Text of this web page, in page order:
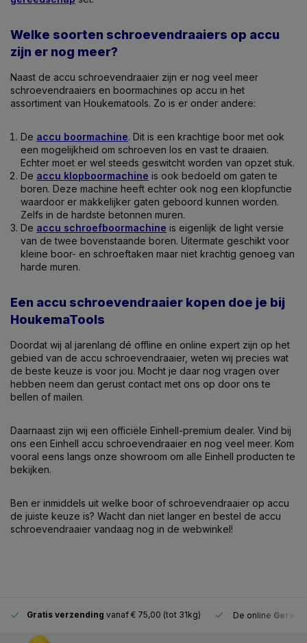
Welke soorten schroevendraaiers op accu
zijn er nog meer?
Naast de accu schroevendraaier zijn er nog veel meer
schroevendraaiers en boormachines op accu in het
assortiment van Houkematools. Zo is er onder andere:
De accu boormachine. Dit is een krachtige boor met ook
een mogelijkheid om schroeven los en vast te draaien.
Echter moet er wel steeds geswitcht worden van opzet stuk.
De accu klopboormachine is ook bedoeld om gaten te
boren. Deze machine heeft echter ook nog een klopfunctie
waardoor er makkelijker gaten geboord kunnen worden.
Zelfs in de hardste betonnen muren.
De accu schroefboormachine is eigenlijk de light versie
van de twee bovenstaande boren. Uitermate geschikt voor
kleine boor- en schroeftaken maar niet krachtig genoeg van
harde muren.
Een accu schroevendraaier kopen doe je bij
HoukemaTools
Doordat wij al jarenlang dé offline en online expert zijn op het
gebied van de accu schroevendraaier, weten wij precies wat
de beste keuze is voor jou. Mocht je daar nog vragen over
hebben neem dan gerust contact met ons op door ons te
bellen of mailen.
Daarnaast zijn wij een officiële Einhell-premium dealer. Vind bij
ons een Einhell accu schroevendraaier en nog veel meer. Kom
vooral eens langs onze showroom om alle Einhell producten te
bekijken.
Ben er inmiddels uit welke boor of schroevendraaier op accu
de juiste keuze is? Wacht dan niet langer en bestel de accu
schroevendraaier vandaag nog in de webwinkel!
Gratis verzending vanaf € 75,00 (tot 31kg) De online